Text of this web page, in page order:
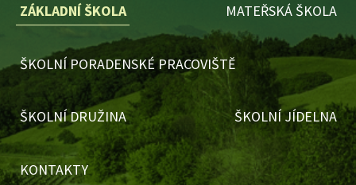
ZÁKLADNÍ ŠKOLA MATEŘSKÁ ŠKOLA
ŠKOLNÍ PORADENSKÉ PRACOVIŠTĚ
ŠKOLNÍ DRUŽINA ŠKOLNÍ JÍDELNA
KONTAKTY